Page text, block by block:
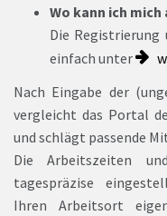
Wo kann ich mich
Die
einfach unter
Nach Eingabe der
vergleicht das Portal
und schlägt passende
Die Arbeitszeiten
tagespräzise
Ihren Arbeitsort